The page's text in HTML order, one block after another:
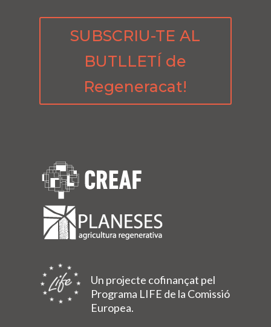
SUBSCRIU-TE AL
BUTLLETÍ de
Regeneracat!
Un projecte cofinançat pel
Programa LIFE de la Comissió
Europea.